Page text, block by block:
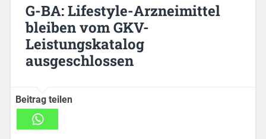
G-BA: Lifestyle-Arzneimittel
bleiben vom GKV-
Leistungskatalog
ausgeschlossen
Beitrag teilen